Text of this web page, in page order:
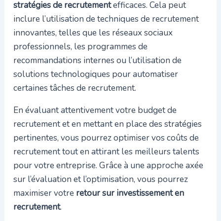
stratégies de recrutementefficaces. Cela peut
inclure l’utilisation de techniques de recrutement
innovantes, telles que les réseaux sociaux
professionnels, les programmes de
recommandations internes ou l’utilisation de
solutions technologiques pour automatiser
certaines tâches de recrutement.
En évaluant attentivement votre budget de
recrutement et en mettant en place des stratégies
pertinentes, vous pourrez optimiser vos coûts de
recrutement tout en attirant les meilleurs talents
pour votre entreprise. Grâce à une approche axée
sur l’évaluation et l’optimisation, vous pourrez
maximiser votre retour sur investissement en
recrutement.